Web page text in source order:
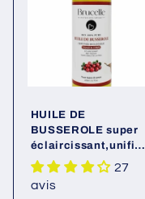
HUILE DE
BUSSEROLE super
éclaircissant,unifian
te et hydratante.
Élimine les taches
brune et noire et
27
avis